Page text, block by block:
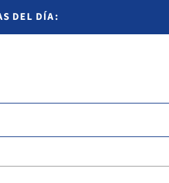
DEL DÍA: